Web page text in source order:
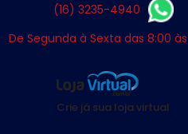
(16) 3235-4940
De Segunda à Sexta das 8:00 às
Crie já sua loja virtual